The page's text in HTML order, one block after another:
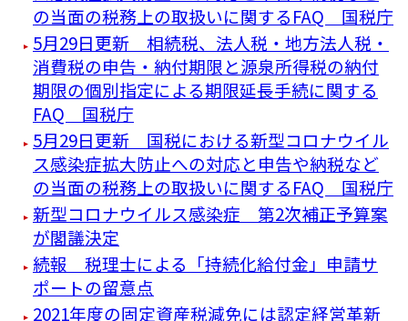
の当面の税務上の取扱いに関するFAQ 国税庁
5月29日更新 相続税、法人税・地方法人税・
消費税の申告・納付期限と源泉所得税の納付
期限の個別指定による期限延長手続に関する
FAQ 国税庁
5月29日更新 国税における新型コロナウイル
ス感染症拡大防止への対応と申告や納税など
の当面の税務上の取扱いに関するFAQ 国税庁
新型コロナウイルス感染症 第2次補正予算案
が閣議決定
続報 税理士による「持続化給付金」申請サ
ポートの留意点
2021年度の固定資産税減免には認定経営革新